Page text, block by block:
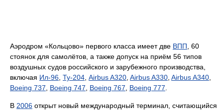
Аэродром «Кольцово» первого класса имеет две ВПП , 60
стоянок для самолётов, а также допуск на приём 56 типов
воздушных судов российского и зарубежного производства,
включая Ил-96 Ту-204 Airbus A320 Airbus A330 Airbus A340
Boeing 737
Boeing 747 Boeing 767 Boeing 777
В 2006 открыт новый международный терминал, считающийся